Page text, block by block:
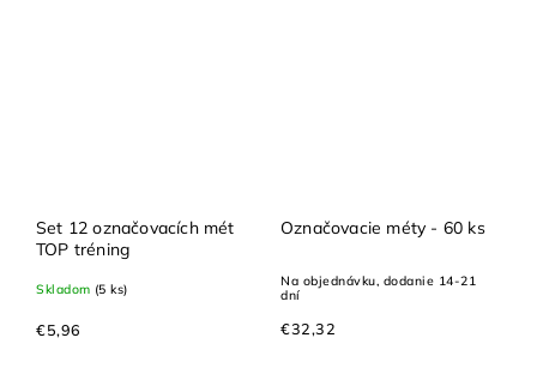
Set 12 označovacích mét
TOP tréning
Skladom (5 ks)
€5,96
Označovacie méty - 60 ks
Na objednávku, dodanie 14-21
dní
€32,32